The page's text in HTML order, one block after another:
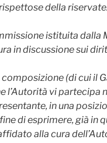
della
istituita dalla
in discussione sui
(di cui il
l’Autorità vi partecipa
in una
di esprimere, già in
alla cura